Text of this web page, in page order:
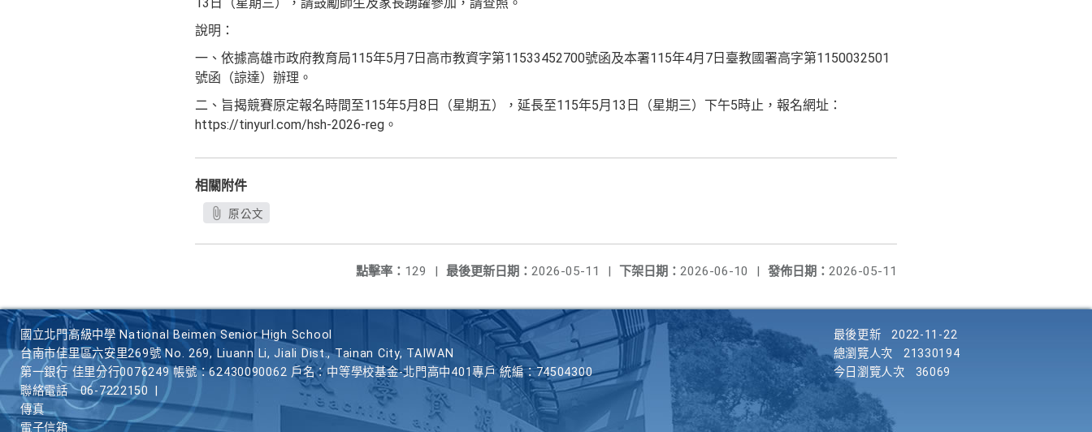
說明：
一、依據高雄市政府教育局115年5月7日高市教資字第11533452700號函及本署115年4月7日臺教國署高字第1150032501
號函（諒達）辦理。
二、旨揭競賽原定報名時間至115年5月8日（星期五），延長至115年5月13日（星期三）下午5時止，報名網址：
https://tinyurl.com/hsh-2026-reg。
相關附件
原公文
發佈日期： 2026-05-11
下架日期： 2026-06-10 |
最後更新日期： 2026-05-11 |
點擊率： 129 |
國立北門高級中學 National Beimen Senior High School
台南市佳里區六安里269號 No. 269, Liuann Li, Jiali Dist., Tainan City, TAIWAN
第一銀行 佳里分行0076249 帳號：62430090062 戶名：中等學校基金-北門高中401專戶 統編：74504300
聯絡電話
06-7222150
傳真
電子信箱
最後更新
2022-11-22
總瀏覽人次
21330194
今日瀏覽人次
36069